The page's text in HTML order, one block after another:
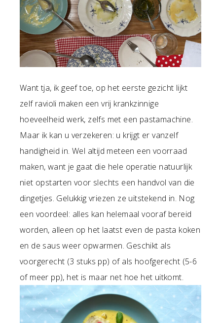
Want tja, ik geef toe, op het eerste gezicht lijkt
zelf ravioli maken een vrij krankzinnige
hoeveelheid werk, zelfs met een pastamachine.
Maar ik kan u verzekeren: u krijgt er vanzelf
handigheid in. Wel altijd meteen een voorraad
maken, want je gaat die hele operatie natuurlijk
niet opstarten voor slechts een handvol van die
dingetjes. Gelukkig vriezen ze uitstekend in. Nog
een voordeel: alles kan helemaal vooraf bereid
worden, alleen op het laatst even de pasta koken
en de saus weer opwarmen. Geschikt als
voorgerecht (3 stuks pp) of als hoofgerecht (5-6
of meer pp), het is maar net hoe het uitkomt.